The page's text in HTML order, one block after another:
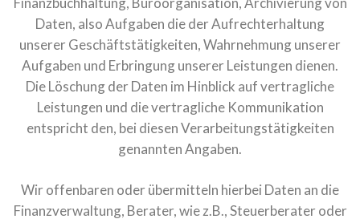
Daten, also Aufgaben die der Aufrechterhaltung
unserer Geschäftstätigkeiten, Wahrnehmung unserer
Aufgaben und Erbringung unserer Leistungen dienen.
Die Löschung der Daten im Hinblick auf vertragliche
Leistungen und die vertragliche Kommunikation
entspricht den, bei diesen Verarbeitungstätigkeiten
genannten Angaben.
Wir offenbaren oder übermitteln hierbei Daten an die
Finanzverwaltung, Berater, wie z.B., Steuerberater oder